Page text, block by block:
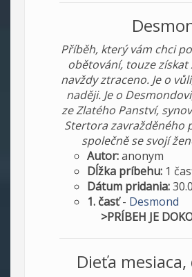
Příběh, který vám chci
obětování, touze
navždy ztraceno. Je o
naději. Je o
ze Zlatého Panství,
Stertora zavražděného
společně se svojí
Autor:anonym
Dĺžka príbehu: 1
Dátum pridania:
1. časť- Desmond
>PRÍBEH JE
Dieťa